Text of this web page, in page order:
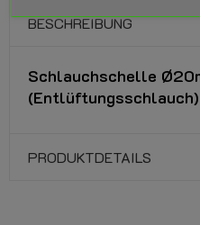
BESCHREIBUNG
Schlauchschelle
PRODUKTDETAILS